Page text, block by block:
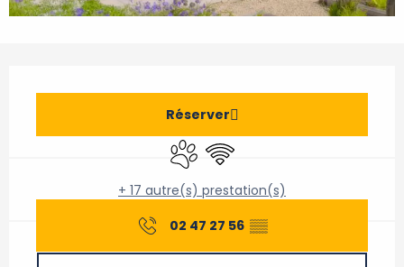
Réserver
Animaux acceptés
WiFi
+ 17 autre(s) prestation(s)
02 47 27 56 ▒▒